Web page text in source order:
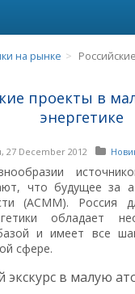
на рынке
проекты в
энергетике
27 December 2012
что будущее за
(АСММ). Россия
обладает
и имеет все
сфере.
экскурс в малую